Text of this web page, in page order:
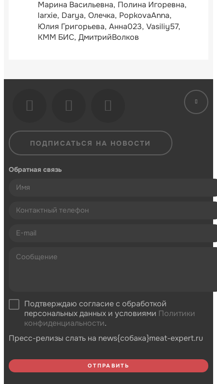
Марина Васильевна Полина Игоревна
larxie Darya Олечка PopkovaAnna
Юлия Григорьева Анна023 Vasiliy57
КММ БИС ДмитрийВолков
ПОДПИСАТЬСЯ НА НОВОСТИ
Обратная связь
Подтверждаю согласие с обработкой
персональных данных и условиями Политики
конфиденциальности.
Пресс-релизы слать на news{собака}meat-expert.ru